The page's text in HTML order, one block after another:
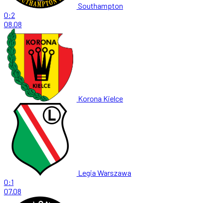
Southampton
0:2
08.08
Korona Kielce
Legia Warszawa
0:1
07.08